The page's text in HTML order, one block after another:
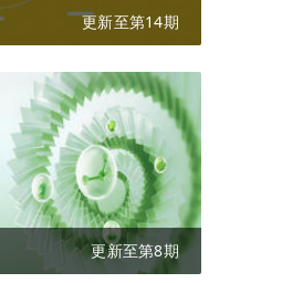
更新至第14期
更新至第8期